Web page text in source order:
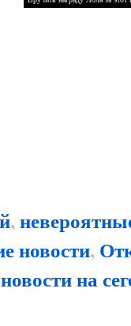
,
новости,
новости на